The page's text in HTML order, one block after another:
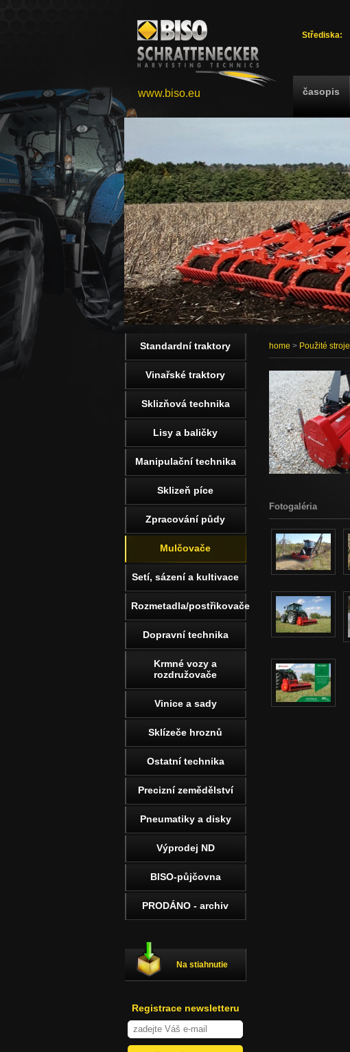
Střediska:
časopis
www.biso.eu
home > Použité stroje
Fotogaléria
Standardní traktory
Vinařské traktory
Sklizňová technika
Lisy a baličky
Manipulační technika
Sklizeň píce
Zpracování půdy
Mulčovače
Setí, sázení a kultivace
Rozmetadla/postřikovače
Dopravní technika
Krmné vozy a
rozdružovače
Vinice a sady
Sklízeče hroznů
Ostatní technika
Precizní zemědělství
Pneumatiky a disky
Výprodej ND
BISO-půjčovna
PRODÁNO - archiv
Na stiahnutie
Registrace newsletteru